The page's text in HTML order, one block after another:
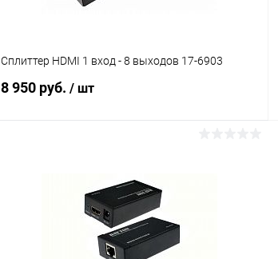
Сплиттер HDMI 1 вход - 8 выходов 17-6903
8 950 руб. / шт
В наличии (1)